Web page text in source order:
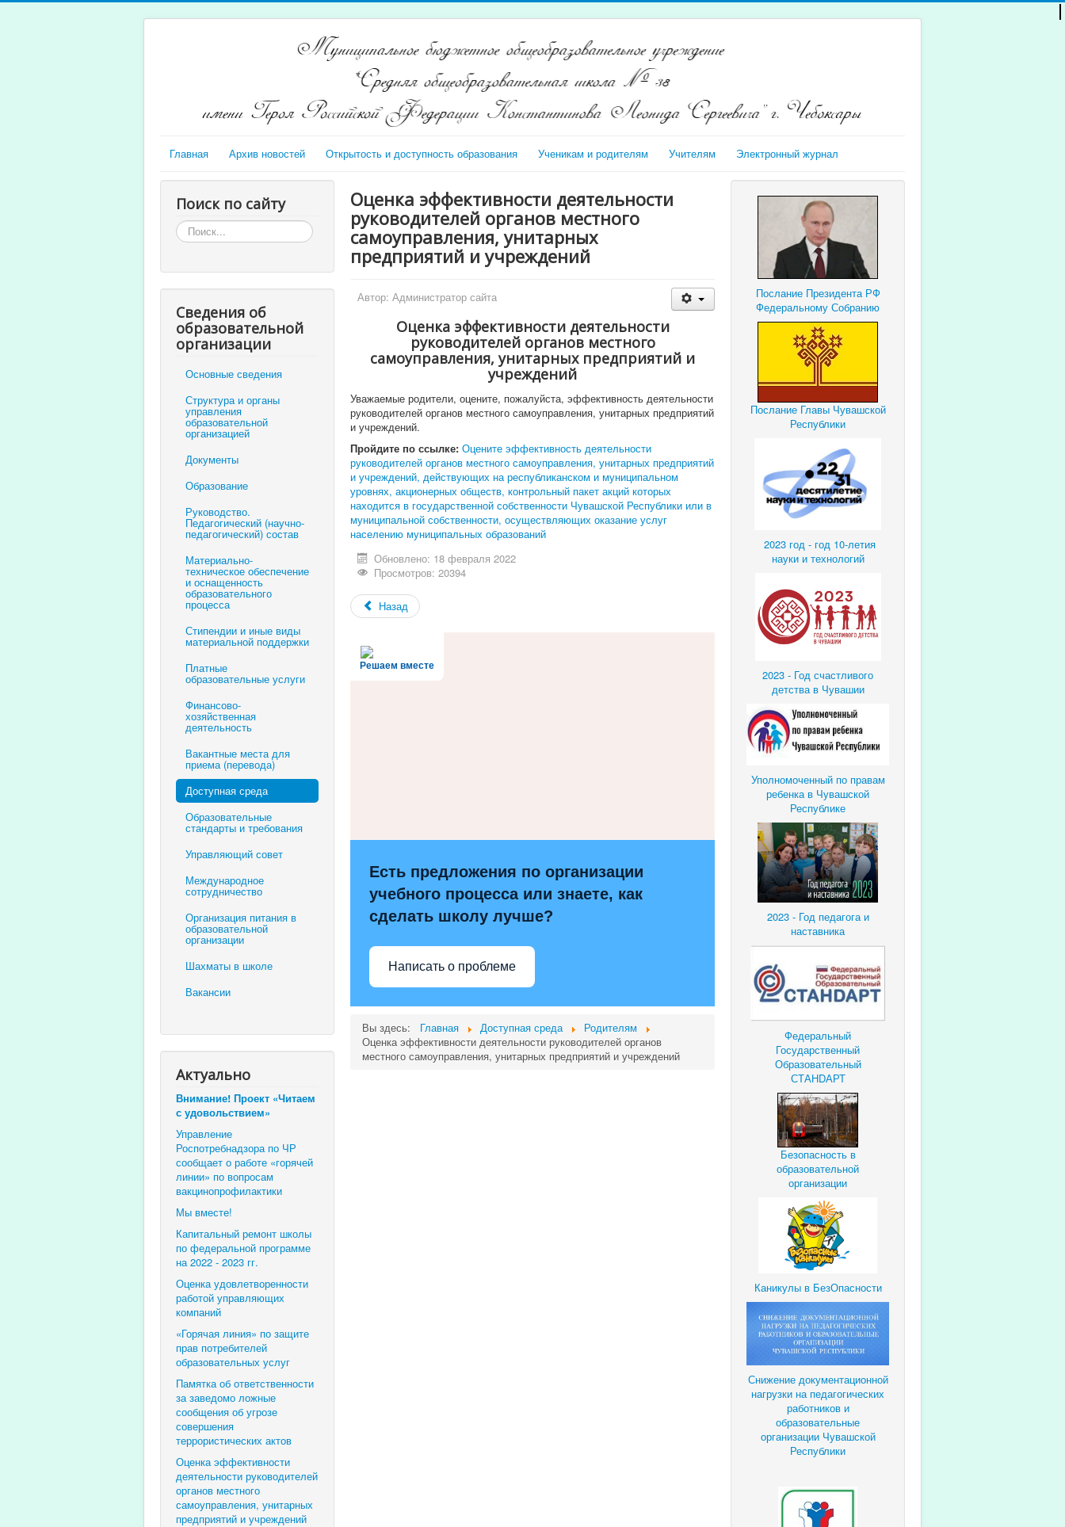
Главная Архив новостей Открытость и доступность образования Ученикам и родителям Учителям Электронный журнал
Поиск по сайту
Искать...
Сведения об
образовательной
организации
Основные сведения
Структура и органы
управления
образовательной
организацией
Документы
Образование
Руководство.
Педагогический (научно-
педагогический) состав
Материально-
техническое обеспечение
и оснащенность
образовательного
процесса
Стипендии и иные виды
материальной поддержки
Платные
образовательные услуги
Финансово-
хозяйственная
деятельность
Вакантные места для
приема (перевода)
Доступная среда
Образовательные
стандарты и требования
Управляющий совет
Международное
сотрудничество
Организация питания в
образовательной
организации
Шахматы в школе
Вакансии
Актуально
Внимание! Проект «Читаем
с удовольствием»
Управление
Роспотребнадзора по ЧР
сообщает о работе «горячей
линии» по вопросам
вакцинопрофилактики
Мы вместе!
Капитальный ремонт школы
по федеральной программе
на 2022 - 2023 гг.
Оценка удовлетворенности
работой управляющих
компаний
«Горячая линия» по защите
прав потребителей
образовательных услуг
Памятка об ответственности
за заведомо ложные
сообщения об угрозе
совершения
террористических актов
Оценка эффективности
деятельности руководителей
органов местного
самоуправления, унитарных
предприятий и учреждений
Оценка эффективности деятельности
руководителей органов местного
самоуправления, унитарных
предприятий и учреждений
Автор: Администратор сайта
Оценка эффективности деятельности
руководителей органов местного
самоуправления, унитарных предприятий и
учреждений
Уважаемые родители, оцените, пожалуйста, эффективность деятельности
руководителей органов местного самоуправления, унитарных предприятий
и учреждений.
Пройдите по ссылке: Оцените эффективность деятельности
руководителей органов местного самоуправления, унитарных предприятий
и учреждений, действующих на республиканском и муниципальном
уровнях, акционерных обществ, контрольный пакет акций которых
находится в государственной собственности Чувашской Республики или в
муниципальной собственности, осуществляющих оказание услуг
населению муниципальных образований
Обновлено: 18 февраля 2022
Просмотров: 20394
Назад
Решаем вместе
Есть предложения по организации
учебного процесса или знаете, как
сделать школу лучше?
Написать о проблеме
Вы здесь: Главная Доступная среда
Родителям
Оценка эффективности деятельности руководителей органов
местного самоуправления, унитарных предприятий и учреждений
Послание Президента РФ
Федеральному Собранию
Послание Главы Чувашской
Республики
2023 год - год 10-летия
науки и технологий
2023 - Год счастливого
детства в Чувашии
Уполномоченный по правам
ребенка в Чувашской
Республике
2023 - Год педагога и
наставника
Федеральный
Государственный
Образовательный
СТАНDАРТ
Безопасность в
образовательной
организации
Каникулы в БезОпасности
Снижение документационной
нагрузки на педагогических
работников и
образовательные
организации Чувашской
Республики